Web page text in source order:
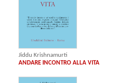
Jiddu Krishnamurti
ANDARE INCONTRO ALLA VITA